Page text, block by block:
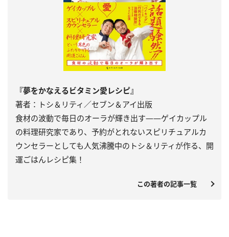
『夢をかなえるビタミン愛レシピ』
著者：トシ＆リティ／セブン＆アイ出版
食材の波動で毎日のオーラが輝き出す――ゲイカップル
の料理研究家であり、予約がとれないスピリチュアルカ
ウンセラーとしても人気沸騰中のトシ＆リティが作る、開
運ごはんレシピ集！
この著者の記事一覧